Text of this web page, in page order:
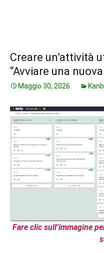
Creare un’attività
“Avviare una
Maggio 30, 2026
Fare clic sull’immagine